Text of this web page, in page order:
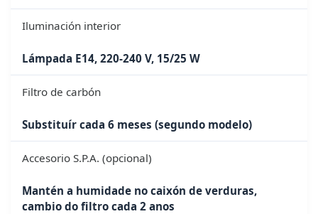
Iluminación interior
Lámpada E14, 220-240 V, 15/25 W
Filtro de carbón
Substituír cada 6 meses (segundo modelo)
Accesorio S.P.A. (opcional)
Mantén a humidade no caixón de verduras,
cambio do filtro cada 2 anos